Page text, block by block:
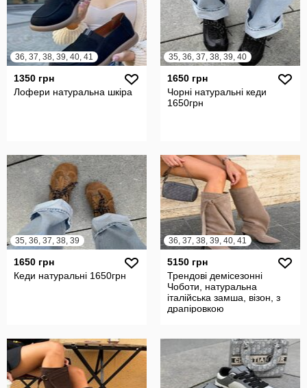
36, 37, 38, 39, 40, 41
1350 грн
Лофери натуральна шкіра
35, 36, 37, 38, 39, 40
1650 грн
Чорні натуральні кеди
1650грн
35, 36, 37, 38, 39
1650 грн
Кеди натуральні 1650грн
36, 37, 38, 39, 40, 41
5150 грн
Трендові демісезонні
Чоботи, натуральна
італійська замша, візон, з
драпіровкою